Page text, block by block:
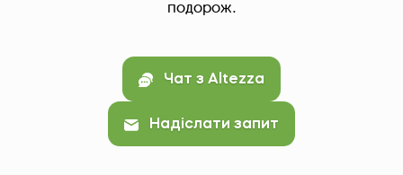
подорож.
Чат з Altezza
Надіслати запит